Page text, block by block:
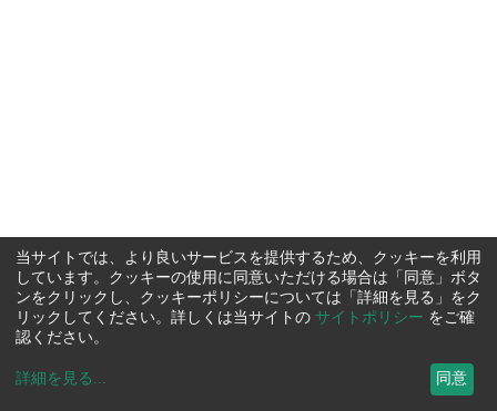
当サイトでは、より良いサービスを提供するため、クッキーを利用
しています。クッキーの使用に同意いただける場合は「同意」ボタ
ンをクリックし、クッキーポリシーについては「詳細を見る」をク
リックしてください。詳しくは当サイトの サイトポリシー をご確
認ください。
詳細を見る ... 同意